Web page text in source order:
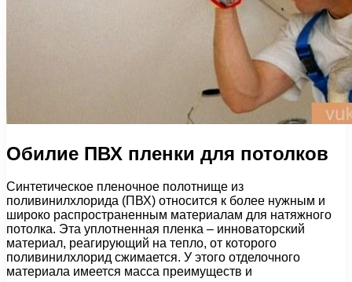
Обилие ПВХ пленки для потолков
Синтетическое пленочное полотнище из
поливинилхлорида (ПВХ) относится к более нужным и
широко распространенным материалам для натяжного
потолка. Эта уплотненная пленка – инноваторский
материал, реагирующий на тепло, от которого
поливинилхлорид сжимается. У этого отделочного
материала имеется масса преимуществ и